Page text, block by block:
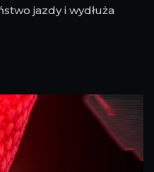
jazdy i wydłuża